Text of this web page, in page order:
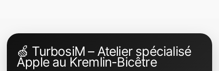
🍏 TurbosiM – Atelier spécialisé
Apple au Kremlin-Bicêtre